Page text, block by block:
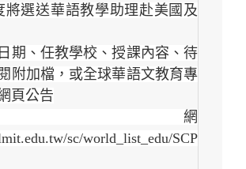
將選送華語教學助理赴美國及
期、任教學校、授課內容、待
附加檔，或全球華語文教育專
頁公告
網
sc/world_list_edu/SCP